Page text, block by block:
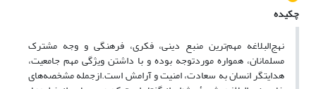
چکیده
نهج‌البلاغه مهم‌ترین منبع دینی، فکری، فرهنگی و وجه مشترک
مسلمانان، همواره موردتوجه بوده و با داشتن ویژگی‌ مهم جامعیت،
هدایتگر انسان به سعادت، امنیت و آرامش است.‌ازجمله مشخصه‌های